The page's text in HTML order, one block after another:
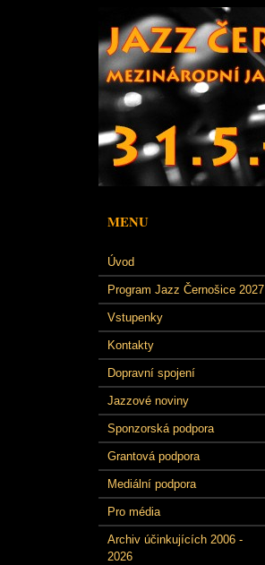
MENU
Úvod
Program Jazz Černošice 2027
Vstupenky
Kontakty
Dopravní spojení
Jazzové noviny
Sponzorská podpora
Grantová podpora
Mediální podpora
Pro média
Archiv účinkujících 2006 -
2026